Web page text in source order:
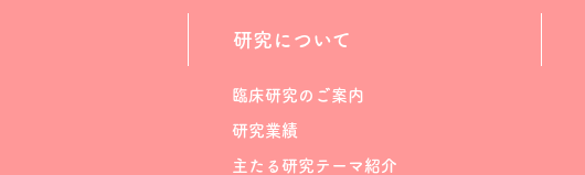
研究について
臨床研究のご案内
研究業績
主たる研究テーマ紹介